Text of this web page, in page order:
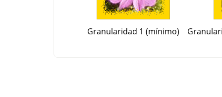
Granularidad 1 (mínimo)